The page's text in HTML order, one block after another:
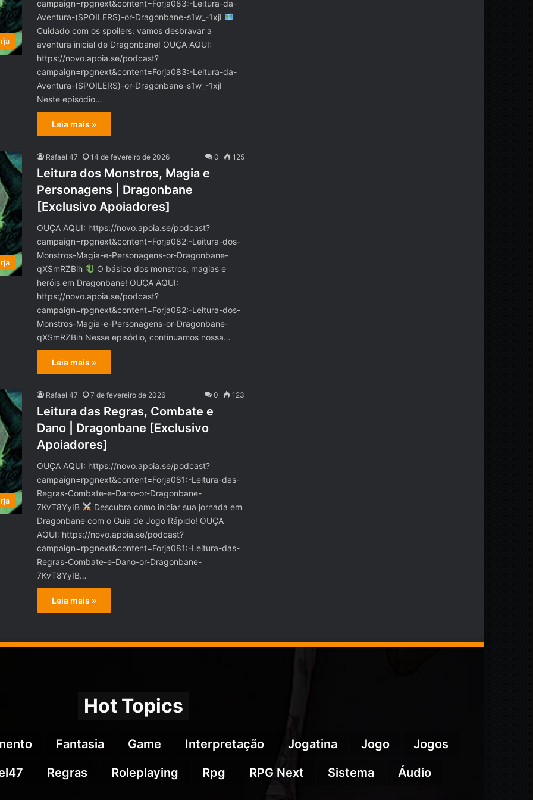
campaign=rpgnext&content=Forja083:-Leitura-da-
Aventura-(SPOILERS)-or-Dragonbane-s1w_-1xjI
Cuidado com os spoilers: vamos desbravar a
aventura inicial de Dragonbane! OUÇA AQUI:
https://novo.apoia.se/podcast?
campaign=rpgnext&content=Forja083:-Leitura-da-
Aventura-(SPOILERS)-or-Dragonbane-s1w_-1xjI
Neste episódio…
Leia mais »
Rafael 47 14 de fevereiro de 2026 0 125
Leitura dos Monstros, Magia e
Personagens | Dragonbane
[Exclusivo Apoiadores]
OUÇA AQUI: https://novo.apoia.se/podcast?
campaign=rpgnext&content=Forja082:-Leitura-dos-
Monstros-Magia-e-Personagens-or-Dragonbane-
qXSmRZBih
O básico dos monstros, magias e
heróis em Dragonbane! OUÇA AQUI:
https://novo.apoia.se/podcast?
campaign=rpgnext&content=Forja082:-Leitura-dos-
Monstros-Magia-e-Personagens-or-Dragonbane-
qXSmRZBih Nesse episódio, continuamos nossa…
Leia mais »
Rafael 47 7 de fevereiro de 2026 0 123
Leitura das Regras, Combate e
Dano | Dragonbane [Exclusivo
Apoiadores]
OUÇA AQUI: https://novo.apoia.se/podcast?
campaign=rpgnext&content=Forja081:-Leitura-das-
Regras-Combate-e-Dano-or-Dragonbane-
7KvT8YyIB
Descubra como iniciar sua jornada em
Dragonbane com o Guia de Jogo Rápido! OUÇA
AQUI: https://novo.apoia.se/podcast?
campaign=rpgnext&content=Forja081:-Leitura-das-
Regras-Combate-e-Dano-or-Dragonbane-
7KvT8YyIB…
Leia mais »
Hot Topics
Fantasia Game Interpretação Jogatina Jogo
Jogos
Regras Roleplaying Rpg RPG Next Sistema Áudio